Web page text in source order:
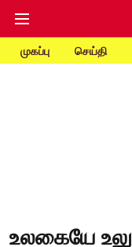
முகப்பு செய்தி
உலகையே